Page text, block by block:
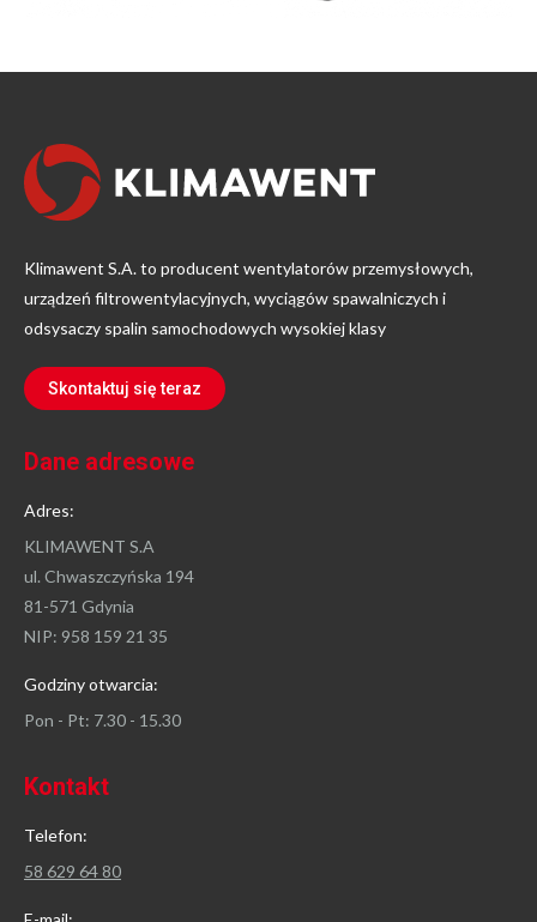
Klimawent S.A. to producent wentylatorów przemysłowych,
urządzeń filtrowentylacyjnych, wyciągów spawalniczych i
odsysaczy spalin samochodowych wysokiej klasy
Skontaktuj się teraz
Dane adresowe
Adres:
KLIMAWENT S.A
ul. Chwaszczyńska 194
81-571 Gdynia
NIP: 958 159 21 35
Godziny otwarcia:
Pon - Pt: 7.30 - 15.30
Kontakt
Telefon:
58 629 64 80